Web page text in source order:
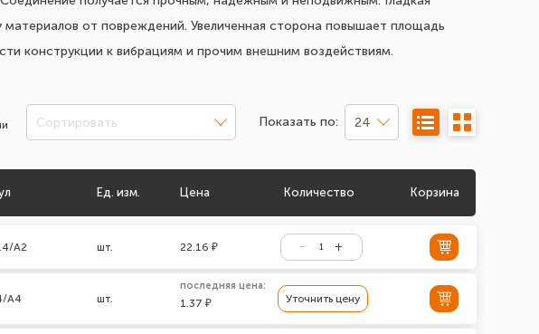
от повреждений. Увеличенная сторона повышает площадь
конструкции к вибрациям и прочим внешним воздействиям.
Сортировать Показать по: 24
Ед. изм. Цена Количество Корзина
А2 шт. 22.16 ₽
А4 шт.
последняя цена:
1.37 ₽ Уточнить цену